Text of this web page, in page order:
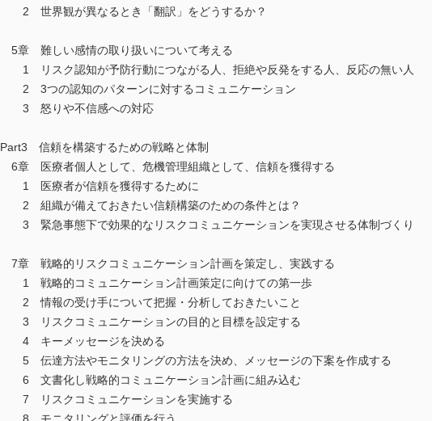
2 世界観が異なるとき「翻訳」をどうするか？
5章 難しい感情の取り扱いについて考える
1 リスク認知が予防行動につながる人、拒絶や反発をする人、反応の無い人
2 3つの認知のパターンに対するコミュニケーション
3 怒りや不信感への対応
Part3 信頼を構築するための戦略と体制
6章 医療者個人として、危機管理組織として、信頼を獲得する
1 医療者が信頼を獲得するために
2 組織が備えておきたい信頼構築のための条件とは？
3 緊急事態下で効果的なリスクコミュニケーションを実現させる体制づくり
7章 戦略的リスクコミュニケーション計画を策定し、実践する
1 戦略的コミュニケーション計画策定に向けての第一歩
2 情報の受け手について把握・分析しておきたいこと
3 リスクコミュニケーションの目的と目標を設定する
4 キーメッセージを決める
5 伝達方法やモニタリングの方法を決め、メッセージの下案を作成する
6 文書化し戦略的コミュニケーション計画に組み込む
7 リスクコミュニケーションを実施する